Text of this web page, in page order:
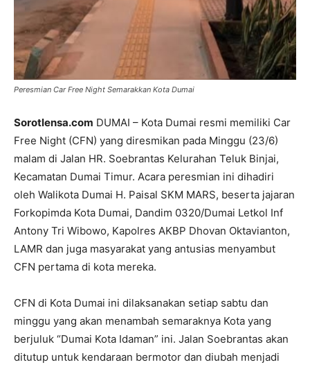
Peresmian Car Free Night Semarakkan Kota Dumai
Sorotlensa.com DUMAI – Kota Dumai resmi memiliki Car
Free Night (CFN) yang diresmikan pada Minggu (23/6)
malam di Jalan HR. Soebrantas Kelurahan Teluk Binjai,
Kecamatan Dumai Timur. Acara peresmian ini dihadiri
oleh Walikota Dumai H. Paisal SKM MARS, beserta jajaran
Forkopimda Kota Dumai, Dandim 0320/Dumai Letkol Inf
Antony Tri Wibowo, Kapolres AKBP Dhovan Oktavianton,
LAMR dan juga masyarakat yang antusias menyambut
CFN pertama di kota mereka.
CFN di Kota Dumai ini dilaksanakan setiap sabtu dan
minggu yang akan menambah semaraknya Kota yang
berjuluk “Dumai Kota Idaman” ini. Jalan Soebrantas akan
ditutup untuk kendaraan bermotor dan diubah menjadi